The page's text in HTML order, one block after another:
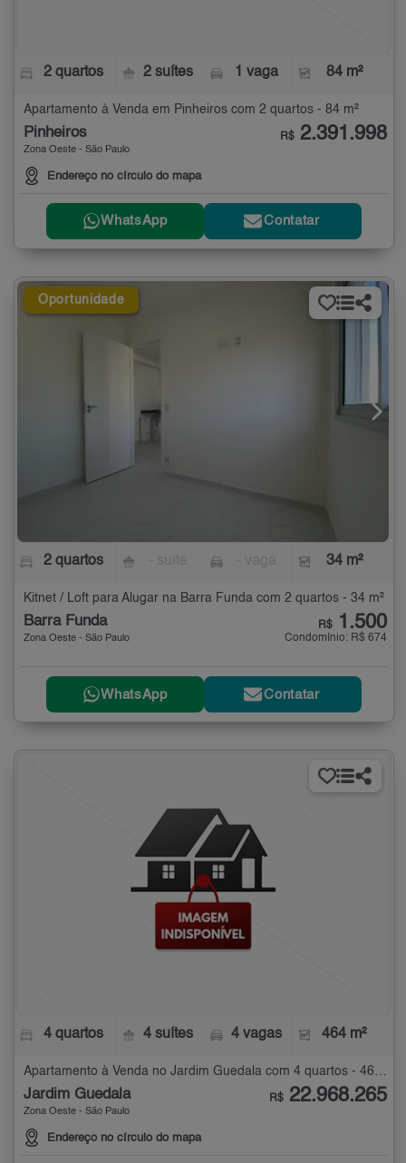
2 quartos 2 suítes 1 vaga 84 m²
Apartamento à Venda em Pinheiros com 2 quartos - 84 m²
Pinheiros
Zona Oeste - São Paulo
Endereço no círculo do mapa
R$ 2.391.998
WhatsApp Contatar
Oportunidade
2 quartos 34 m²
Kitnet / Loft para Alugar na Barra Funda com 2 quartos - 34 m²
Barra Funda
Zona Oeste - São Paulo
R$ 1.500
Condomínio: R$ 674
WhatsApp Contatar
4 quartos 4 suítes 4 vagas 464 m²
Apartamento à Venda no Jardim Guedala com 4 quartos - 464 m²
Jardim Guedala
Zona Oeste - São Paulo
Endereço no círculo do mapa
R$ 22.968.265